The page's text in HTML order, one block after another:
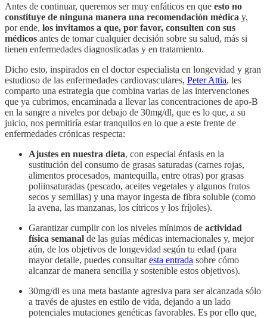
Antes de continuar, queremos ser muy enfáticos en que esto no
constituye de ninguna manera una recomendación médica y,
por ende, los invitamos a que, por favor, consulten con sus
médicos antes de tomar cualquier decisión sobre su salud, más si
tienen enfermedades diagnosticadas y en tratamiento.
Dicho esto, inspirados en el doctor especialista en longevidad y gran
estudioso de las enfermedades cardiovasculares, Peter Attia, les
comparto una estrategia que combina varias de las intervenciones
que ya cubrimos, encaminada a llevar las concentraciones de apo-B
en la sangre a niveles por debajo de 30mg/dl, que es lo que, a su
juicio, nos permitiría estar tranquilos en lo que a este frente de
enfermedades crónicas respecta:
Ajustes en nuestra dieta, con especial énfasis en la
sustitución del consumo de grasas saturadas (carnes rojas,
alimentos procesados, mantequilla, entre otras) por grasas
poliinsaturadas (pescado, aceites vegetales y algunos frutos
secos y semillas) y una mayor ingesta de fibra soluble (como
la avena, las manzanas, los cítricos y los fríjoles).
Garantizar cumplir con los niveles mínimos de actividad
física semanal de las guías médicas internacionales y, mejor
aún, de los objetivos de longevidad según tu edad (para
mayor detalle, puedes consultaresta entrada sobre cómo
alcanzar de manera sencilla y sostenible estos objetivos).
30mg/dl es una meta bastante agresiva para ser alcanzada sólo
a través de ajustes en estilo de vida, dejando a un lado
potenciales mutaciones genéticas favorables. Es por ello que,